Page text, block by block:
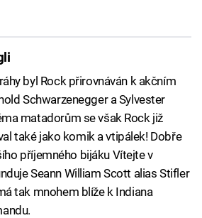
byl Rock přirovnáván k akčním
Schwarzenegger a Sylvester
matadorům se však Rock již
také jako komik a vtipálek! Dobře
příjemného bijáku Vítejte v
Seann William Scott alias Stifler
tak mnohem blíže k Indiana